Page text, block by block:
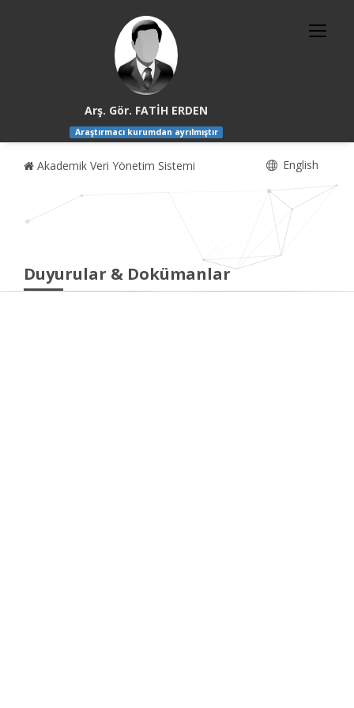
Arş. Gör. FATİH ERDEN
Araştırmacı kurumdan ayrılmıştır
Akademik Veri Yönetim Sistemi English
Duyurular & Dokümanlar